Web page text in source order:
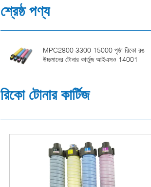
শ্রেষ্ঠ পণ্য
MPC2800 3300 15000 পৃষ্ঠা রিকো রঙ
উচ্চমানের টোনার কার্তুজ আইএসও 14001
রিকো টোনার কার্টিজ